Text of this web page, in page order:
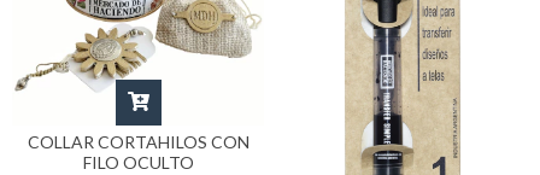
COLLAR CORTAHILOS CON
FILO OCULTO